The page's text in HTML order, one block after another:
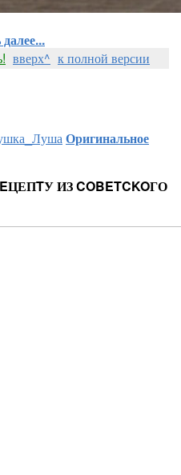
вверх^ к полной версии
Оригинальное
ИЗ COBETCKOГО